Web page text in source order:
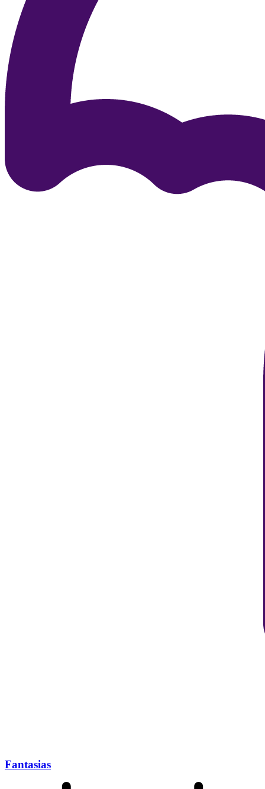
Fantasias